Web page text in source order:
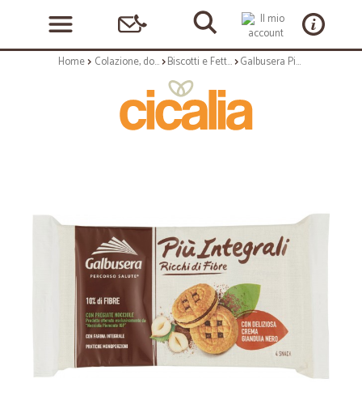
Home Colazione, dolciumi e snack Biscotti e Fette Biscottate Galbusera PiùIntegrali Ricchi di Fibre con Deliziosa Crema Gianduia Nero 4 Snack 160 g